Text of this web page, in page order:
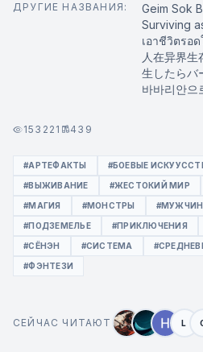
ДРУГИЕ НАЗВАНИЯ:
Geim Sok
Surviving
เอาชีวิตรอ
人在异界
生したらバ
바바리안으
153221 439
#АРТЕФАКТЫ #БОЕВЫЕ
#ВЫЖИВАНИЕ #ЖЕСТОКИЙ МИР
#МАГИЯ #МОНСТРЫ
#ПОДЗЕМЕЛЬЕ #ПРИКЛЮЧЕНИЯ
#СЁНЭН #СИСТЕМА
#ФЭНТЕЗИ
СЕЙЧАС ЧИТАЮТ L